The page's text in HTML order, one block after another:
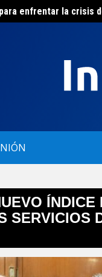
tarifa social del agua
SERVICIOS